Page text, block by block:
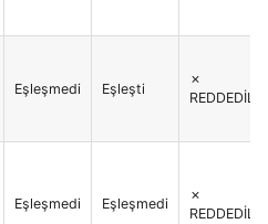
Eşleşmedi Eşleşti
✗
REDDEDİLİR
Eşleşmedi Eşleşmedi
✗
REDDEDİLİR